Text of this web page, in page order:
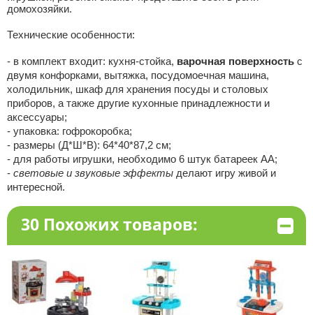
домохозяйки.
Технические особенности:
- в комплект входит: кухня-стойка, варочная поверхностьс
двумя конфорками, вытяжка, посудомоечная машина,
холодильник, шкаф для хранения посуды и столовых
приборов, а также другие кухонные принадлежности и
аксессуары;
- упаковка: гофрокоробка;
- размеры (Д*Ш*В): 64*40*87,2 см;
- для работы игрушки, необходимо 6 штук батареек АА;
- световые и звуковые эффектыделают игру живой и
интересной.
30 Похожих товаров: